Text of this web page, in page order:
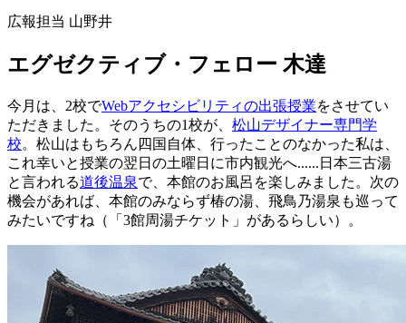
広報担当 山野井
エグゼクティブ・フェロー 木達
今月は、2校でWebアクセシビリティの出張授業をさせてい
ただきました。そのうちの1校が、 松山デザイナー専門学
校。松山はもちろん四国自体、行ったことのなかった私は、
これ幸いと授業の翌日の土曜日に市内観光へ......日本三古湯
と言われる道後温泉で、本館のお風呂を楽しみました。次の
機会があれば、本館のみならず椿の湯、飛鳥乃湯泉も巡って
みたいですね（「3館周湯チケット」があるらしい）。